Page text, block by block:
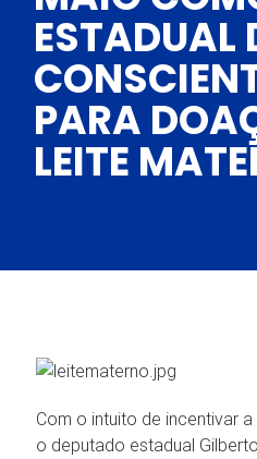
ESTADUAL
PARA
LEITE
Com o intuito de incentivar
o deputado estadual